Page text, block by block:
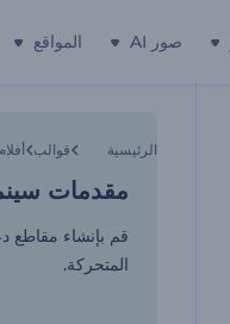
صور AI المواقع
مقدمات
الرئيسية قوالب
مقدمات
قم بإنشاء مقاطع
المتحركة.